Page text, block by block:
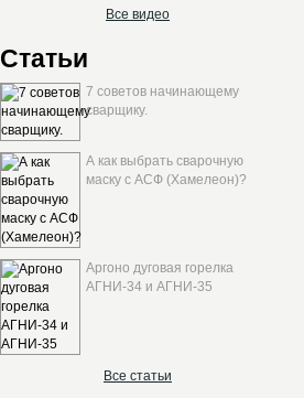
Все видео
Статьи
7 советов начинающему
сварщику.
А как выбрать сварочную
маску с АСФ (Хамелеон)?
Аргоно дуговая горелка
АГНИ-34 и АГНИ-35
Все статьи